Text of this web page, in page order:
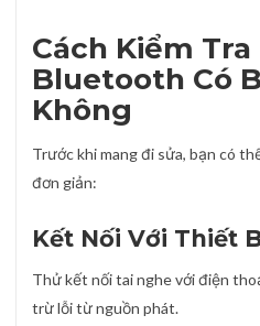
Cách Kiểm
Bluetooth Có
Không
Trước khi mang đi sửa, bạn có
đơn giản:
Kết Nối Với Thiết
Thử kết nối tai nghe với điện
trừ lỗi từ nguồn phát.